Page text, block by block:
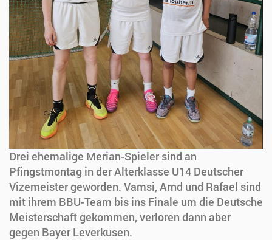
Drei ehemalige Merian-Spieler sind an
Pfingstmontag in der Alterklasse U14 Deutscher
Vizemeister geworden. Vamsi, Arnd und Rafael sind
mit ihrem BBU-Team bis ins Finale um die Deutsche
Meisterschaft gekommen, verloren dann aber
gegen Bayer Leverkusen.